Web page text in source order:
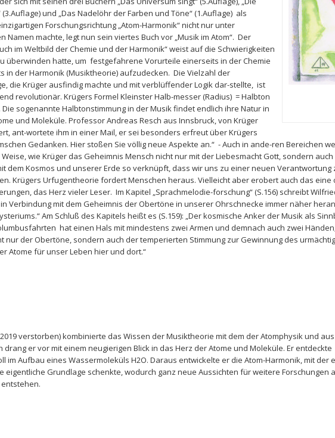
(3.Auflage) und „Das Nadelöhr der Farben und Töne“ (1.Auflage) als
Forschungsrichtung „Atom-Harmonik“ nicht nur unter
Namen machte, legt nun sein viertes Buch vor „Musik im Atom“. Der
im Weltbild der Chemie und der Harmonik“ weist auf die Schwierigkeiten
überwinden hatte, um festgefahrene Vorurteile einerseits in der Chemie
in der Harmonik (Musiktheorie) aufzudecken. Die Vielzahl der
die Krüger ausfindig machte und mit verblüffender Logik dar-stellte, ist
revolutionär. Krügers Formel Kleinster Halb-messer (Radius) = Halbton
sogenannte Halbtonstimmung in der Musik findet endlich ihre Natur in
und Moleküle. Professor Andreas Resch aus Innsbruck, von Krüger
ant-wortete ihm in einer Mail, er sei besonders erfreut über Krügers
Gedanken. Hier stoßen Sie völlig neue Aspekte an.“ - Auch in ande-ren Bereichen
wie Krüger das Geheimnis Mensch nicht nur mit der Liebesmacht Gott, sondern
dem Kosmos und unserer Erde so verknüpft, dass wir uns zu einer neuen Verantwortung
Krügers Urfugentheorie fordert Menschen heraus. Vielleicht aber erobert auch das
das Herz vieler Leser. Im Kapitel „Sprachmelodie-forschung“ (S.156) schreibt
Verbindung mit dem Geheimnis der Obertöne in unserer Ohrschnecke immer näher
Am Schluß des Kapitels heißt es (S.159): „Der kosmische Anker der Musik als
hat einen Hals mit mindestens zwei Armen und demnach auch zwei
nur der Obertöne, sondern auch der temperierten Stimmung zur Gewinnung des
Atome für unser Leben hier und dort.“
verstorben) kombinierte das Wissen der Musiktheorie mit dem der Atomphysik und aus
drang er vor mit einem neugierigen Blick in das Herz der Atome und Moleküle. Er entdeckte
im Aufbau eines Wassermoleküls H2O. Daraus entwickelte er die Atom-Harmonik, mit der
eigentliche Grundlage schenkte, wodurch ganz neue Aussichten für weitere Forschungen